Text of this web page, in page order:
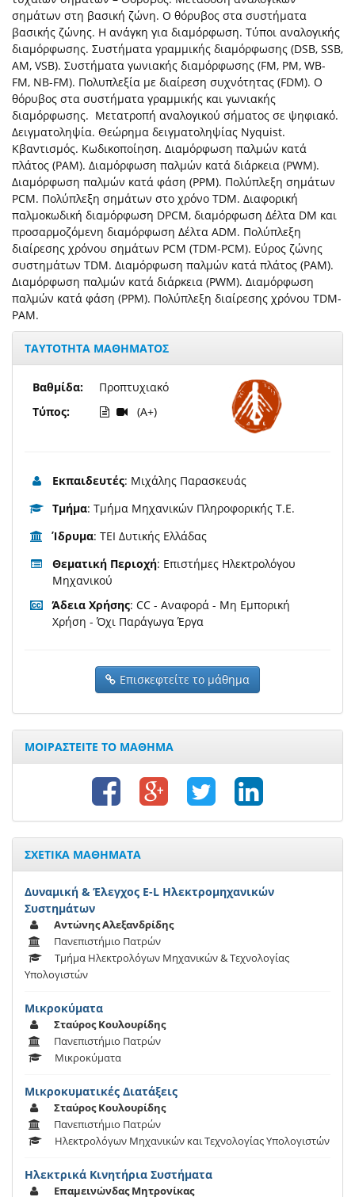
σημάτων στη βασική ζώνη. Ο θόρυβος στα συστήματα
βασικής ζώνης. Η ανάγκη για διαμόρφωση. Τύποι αναλογικής
διαμόρφωσης. Συστήματα γραμμικής διαμόρφωσης (DSB, SSB,
AM, VSB). Συστήματα γωνιακής διαμόρφωσης (FM, PM, WB-
FM, NB-FM). Πολυπλεξία με διαίρεση συχνότητας (FDM). Ο
θόρυβος στα συστήματα γραμμικής και γωνιακής
διαμόρφωσης. Μετατροπή αναλογικού σήματος σε ψηφιακό.
Δειγματοληψία. Θεώρημα δειγματοληψίας Nyquist.
Κβαντισμός. Κωδικοποίηση. Διαμόρφωση παλμών κατά
πλάτος (PAM). Διαμόρφωση παλμών κατά διάρκεια (PWM).
Διαμόρφωση παλμών κατά φάση (PPM). Πολύπλεξη σημάτων
PCM. Πολύπλεξη σημάτων στο χρόνο TDM. Διαφορική
παλμοκωδική διαμόρφωση DPCM, διαμόρφωση Δέλτα DM και
προσαρμοζόμενη διαμόρφωση Δέλτα ADM. Πολύπλεξη
διαίρεσης χρόνου σημάτων PCM (TDM-PCM). Εύρος ζώνης
συστημάτων TDM. Διαμόρφωση παλμών κατά πλάτος (PAM).
Διαμόρφωση παλμών κατά διάρκεια (PWM). Διαμόρφωση
παλμών κατά φάση (PPM). Πολύπλεξη διαίρεσης χρόνου TDM-
PAM.
ΤΑΥΤΟΤΗΤΑ ΜΑΘΗΜΑΤΟΣ
Βαθμίδα:
Τύπος:
Προπτυχιακό
(A+)
Εκπαιδευτές: Μιχάλης Παρασκευάς
Τμήμα: Τμήμα Μηχανικών Πληροφορικής Τ.Ε.
Ίδρυμα: ΤΕΙ Δυτικής Ελλάδας
Θεματική Περιοχή: Επιστήμες Ηλεκτρολόγου
Μηχανικού
Άδεια Χρήσης: CC - Αναφορά - Μη Εμπορική
Χρήση - Όχι Παράγωγα Έργα
Επισκεφτείτε το μάθημα
ΜΟΙΡΑΣΤΕΙΤΕ ΤΟ ΜΑΘΗΜΑ
ΣΧΕΤΙΚΑ ΜΑΘΗΜΑΤΑ
Δυναμική & Έλεγχος E-L Ηλεκτρομηχανικών
Συστημάτων
Αντώνης Αλεξανδρίδης
Πανεπιστήμιο Πατρών
Τμήμα Ηλεκτρολόγων Μηχανικών & Τεχνολογίας
Υπολογιστών
Μικροκύματα
Σταύρος Κουλουρίδης
Πανεπιστήμιο Πατρών
Μικροκύματα
Μικροκυματικές Διατάξεις
Σταύρος Κουλουρίδης
Πανεπιστήμιο Πατρών
Ηλεκτρολόγων Μηχανικών και Τεχνολογίας Υπολογιστών
Ηλεκτρικά Κινητήρια Συστήματα
Επαμεινώνδας Μητρονίκας